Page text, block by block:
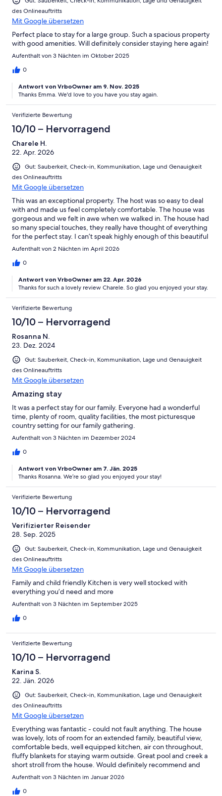
des Onlineauftritts
Mit Google übersetzen
Perfect place to stay for a large group. Such a spacious property
with good amenities. Will definitely consider staying here again!
Aufenthalt von 3 Nächten im Oktober 2025
0
Antwort von VrboOwner am 9. Nov. 2025
Thanks Emma. We'd love to you have you stay again.
Verifizierte Bewertung
10/10 – Hervorragend
Charele H.
22. Apr. 2026
Gut: Sauberkeit, Check-in, Kommunikation, Lage und Genauigkeit
des Onlineauftritts
Mit Google übersetzen
This was an exceptional property. The host was so easy to deal
with and made us feel completely comfortable. The house was
gorgeous and we felt in awe when we walked in. The house had
so many special touches, they really have thought of everything
for the perfect stay. I can’t speak highly enough of this beautiful
place, not to mention those beautiful mountain views.
Aufenthalt von 2 Nächten im April 2026
0
Antwort von VrboOwner am 22. Apr. 2026
Thanks for such a lovely review Charele. So glad you enjoyed your stay.
Verifizierte Bewertung
10/10 – Hervorragend
Rosanna N.
23. Dez. 2024
Gut: Sauberkeit, Check-in, Kommunikation, Lage und Genauigkeit
des Onlineauftritts
Mit Google übersetzen
Amazing stay
It was a perfect stay for our family. Everyone had a wonderful
time, plenty of room, quality facilities, the most picturesque
country setting for our family gathering.
Aufenthalt von 3 Nächten im Dezember 2024
0
Antwort von VrboOwner am 7. Jän. 2025
Thanks Rosanna. We’re so glad you enjoyed your stay!
Verifizierte Bewertung
10/10 – Hervorragend
Verifizierter Reisender
28. Sep. 2025
Gut: Sauberkeit, Check-in, Kommunikation, Lage und Genauigkeit
des Onlineauftritts
Mit Google übersetzen
Family and child friendly Kitchen is very well stocked with
everything you’d need and more
Aufenthalt von 3 Nächten im September 2025
0
Verifizierte Bewertung
10/10 – Hervorragend
Karina S.
22. Jän. 2026
Gut: Sauberkeit, Check-in, Kommunikation, Lage und Genauigkeit
des Onlineauftritts
Mit Google übersetzen
Everything was fantastic - could not fault anything. The house
was lovely, lots of room for an extended family, beautiful view,
comfortable beds, well equipped kitchen, air con throughout,
fluffy blankets for staying warm outside. Great pool and creek a
short stroll from the house. Would definitely recommend and
look forward to returning.
Aufenthalt von 3 Nächten im Januar 2026
0